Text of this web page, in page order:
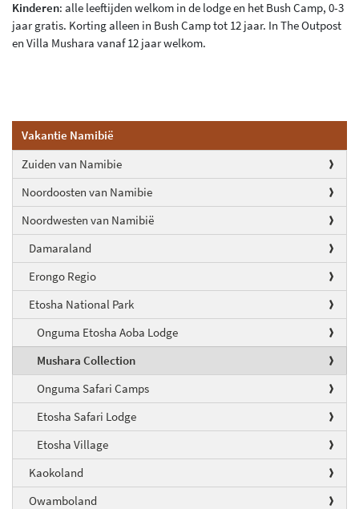
Vakantie Namibië
Zuiden van Namibie
Noordoosten van Namibie
Noordwesten van Namibië
Damaraland
Erongo Regio
Etosha National Park
Onguma Etosha Aoba Lodge
Mushara Collection
Onguma Safari Camps
Etosha Safari Lodge
Etosha Village
Kaokoland
Owamboland
Kinderen: alle leeftijden welkom in de lodge en het Bush Camp, 0-3
jaar gratis. Korting alleen in Bush Camp tot 12 jaar. In The Outpost
en Villa Mushara vanaf 12 jaar welkom.